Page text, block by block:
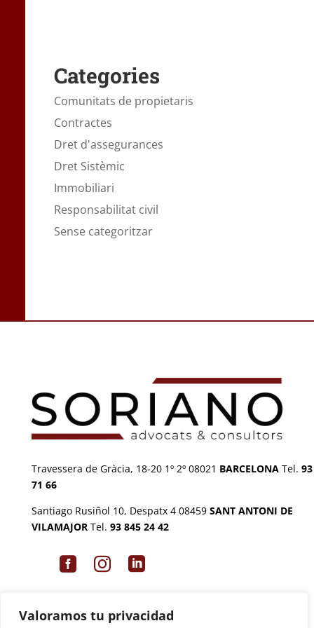
Valoramos tu privacidad
Categories
Comunitats de propietaris
Contractes
Dret d'assegurances
Dret Sistèmic
Immobiliari
Responsabilitat civil
Sense categoritzar
Travessera de Gràcia, 18-20 1º 2º 08021 BARCELONATel.
71 66
Santiago Rusiñol 10, Despatx 4 08459 SANT ANTONI DE
VILAMAJOR Tel. 93 845 24 42
  